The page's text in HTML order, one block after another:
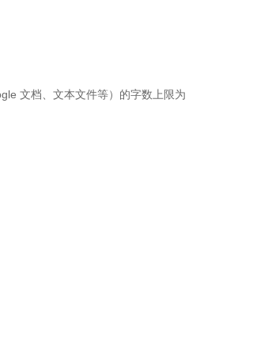
文档、文本文件等）的字数上限为